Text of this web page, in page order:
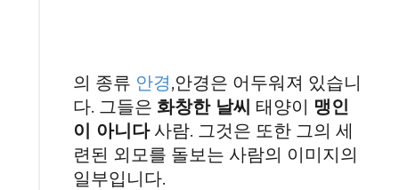
의 종류 안경,안경은 어두워져 있습니
다. 그들은 화창한 날씨 태양이 맹인
이 아니다사람. 그것은 또한 그의 세
련된 외모를 돌보는 사람의 이미지의
일부입니다.